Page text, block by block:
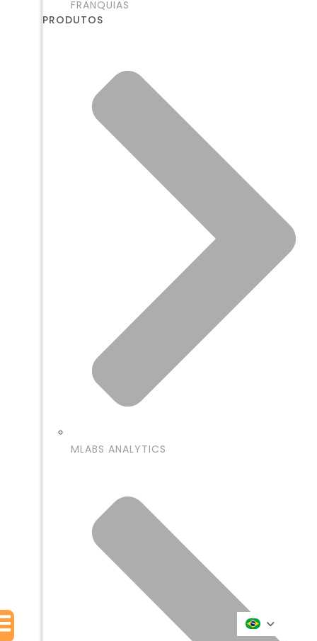
FRANQUIAS
PRODUTOS
MLABS ANALYTICS